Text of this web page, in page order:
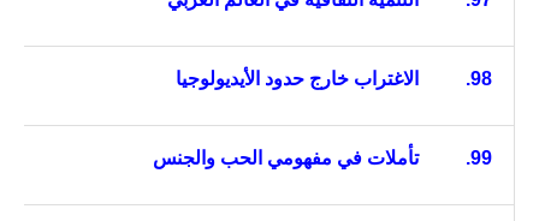
98. الاغتراب خارج حدود الأيديولوجيا
99. تأملات في مفهومي الحب والجنس